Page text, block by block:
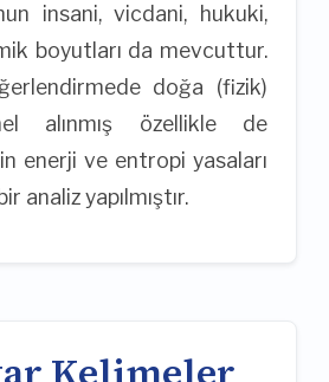
insani, vicdani, hukuki,
boyutları da mevcuttur.
doğa (fizik)
alınmış özellikle de
enerji ve entropi yasaları
analiz yapılmıştır.